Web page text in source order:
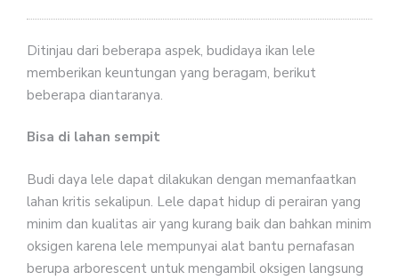
Ditinjau dari beberapa aspek, budidaya ikan lele
memberikan keuntungan yang beragam, berikut
beberapa diantaranya.
Bisa di lahan sempit
Budi daya lele dapat dilakukan dengan memanfaatkan
lahan kritis sekalipun. Lele dapat hidup di perairan yang
minim dan kualitas air yang kurang baik dan bahkan minim
oksigen karena lele mempunyai alat bantu pernafasan
berupa arborescent untuk mengambil oksigen langsung